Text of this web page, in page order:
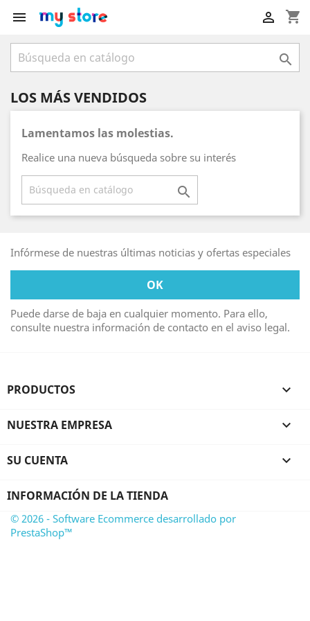
 shopping_cart


LOS MÁS VENDIDOS
Lamentamos las molestias.
Realice una nueva búsqueda sobre su interés

Infórmese de nuestras últimas noticias y ofertas especiales
Puede darse de baja en cualquier momento. Para ello,
consulte nuestra información de contacto en el aviso legal.
PRODUCTOS 
NUESTRA EMPRESA 
SU CUENTA 
INFORMACIÓN DE LA TIENDA
© 2026 - Software Ecommerce desarrollado por
PrestaShop™